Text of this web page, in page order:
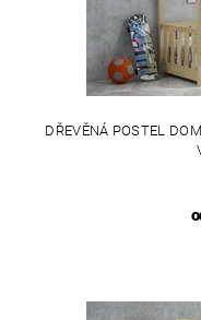
DŘEVĚNÁ POSTEL